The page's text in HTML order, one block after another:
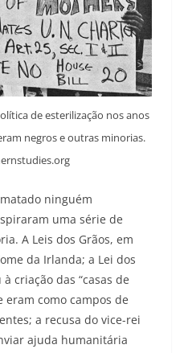
de esterilização nos anos
negros e outras minorias.
ninguém
uma série de
A Leis dos Grãos, em
da Irlanda; a Lei dos
criação das “casas de
como campos de
a recusa do vice-rei
ajuda humanitária